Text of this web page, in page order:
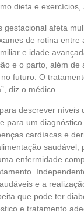
dieta e
gestacional afeta
de rotina entre
e idade
e o parto, além
futuro. O
diz o médico.
descrever níveis
para um
cardíacas e
enfermidade
e a
que pode ter
e tratamento